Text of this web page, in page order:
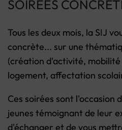
SOIRÉES
Tous les deux mois, la SIJ
concrète... sur une
(création d'activité,
logement, affectation
Ces soirées sont l'occasion
jeunes témoignant de leur
d'échanger et de vous